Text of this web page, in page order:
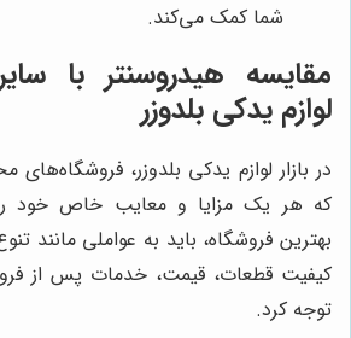
شما کمک می‌کند.
مقایسه هیدروسنتر با
لوازم یدکی بلدوزر
در بازار لوازم یدکی بلدوزر،
که هر یک مزایا و معایب خاص خود را
بهترین فروشگاه، باید به عواملی مانند
کیفیت قطعات، قیمت، خدمات پس از
توجه کرد.